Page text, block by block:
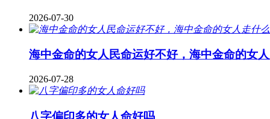
2026-07-30
海中金命的女人民命运好不好，海中金命的女
2026-07-28
八字偏印多的女人命好吗